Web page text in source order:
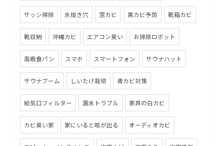
サッシ掃除 水抜き穴 窓カビ 黒カビ予防 靴箱カビ
靴収納 沖縄カビ エアコン臭い お掃除ロボット
高級食パン スマホ スマートフォン サウナハット
サウナブーム しいたけ栽培 青カビ対策
給気口フィルター 漏水トラブル 家具の白カビ
カビ臭い家 家にいると咳が出る オーディオカビ